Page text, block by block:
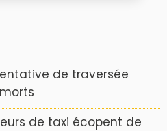
de traversée
de taxi écopent de